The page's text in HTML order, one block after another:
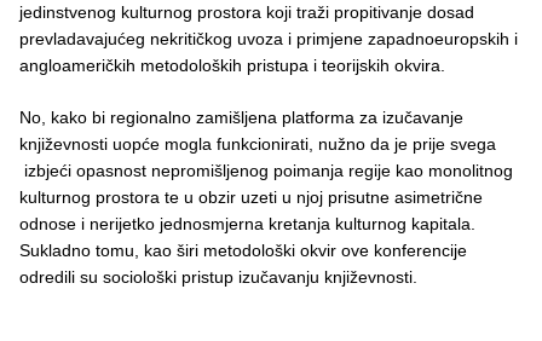
jedinstvenog kulturnog prostora koji traži propitivanje dosad
prevladavajućeg nekritičkog uvoza i primjene zapadnoeuropskih i
angloameričkih metodoloških pristupa i teorijskih okvira.
No, kako bi regionalno zamišljena platforma za izučavanje
književnosti uopće mogla funkcionirati, nužno da je prije svega
izbjeći opasnost nepromišljenog poimanja regije kao monolitnog
kulturnog prostora te u obzir uzeti u njoj prisutne asimetrične
odnose i nerijetko jednosmjerna kretanja kulturnog kapitala.
Sukladno tomu, kao širi metodološki okvir ove konferencije
odredili su sociološki pristup izučavanju književnosti.